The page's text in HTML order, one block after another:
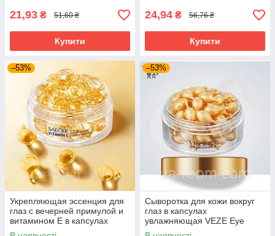
21,93 ₴ 51,60 ₴
Купити
24,94 ₴ 56,76 ₴
Купити
–53%
Укрепляющая эссенция для
глаз с вечерней примулой и
витамином Е в капсулах
SADOER, 0,25г*30шт.
–53%
Сыворотка для кожи вокруг
глаз в капсулах
увлажняющая VEZE Eye
Essence, 30 шт.